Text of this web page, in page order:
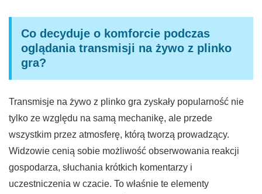
Co decyduje o komforcie podczas
oglądania transmisji na żywo z plinko
gra?
Transmisje na żywo z plinko gra zyskały popularność nie
tylko ze względu na samą mechanikę, ale przede
wszystkim przez atmosferę, którą tworzą prowadzący.
Widzowie cenią sobie możliwość obserwowania reakcji
gospodarza, słuchania krótkich komentarzy i
uczestniczenia w czacie. To właśnie te elementy